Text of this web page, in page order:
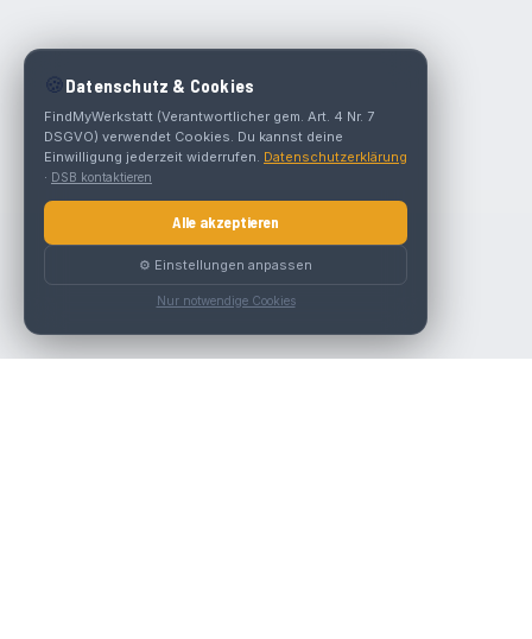
🍪 Datenschutz & Cookies
FindMyWerkstatt (Verantwortlicher gem. Art. 4 Nr. 7
DSGVO) verwendet Cookies. Du kannst deine
Einwilligung jederzeit widerrufen. Datenschutzerklärung
· DSB kontaktieren
Alle akzeptieren
⚙️ Einstellungen anpassen
Nur notwendige Cookies